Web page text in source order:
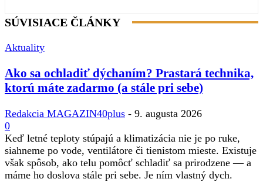
SÚVISIACE ČLÁNKY
Aktuality
Ako sa ochladiť dýchaním? Prastará technika,
ktorú máte zadarmo (a stále pri sebe)
Redakcia MAGAZIN40plus - 9. augusta 2026
0
Keď letné teploty stúpajú a klimatizácia nie je po ruke,
siahneme po vode, ventilátore či tienistom mieste. Existuje
však spôsob, ako telu pomôcť schladiť sa prirodzene — a
máme ho doslova stále pri sebe. Je ním vlastný dych.